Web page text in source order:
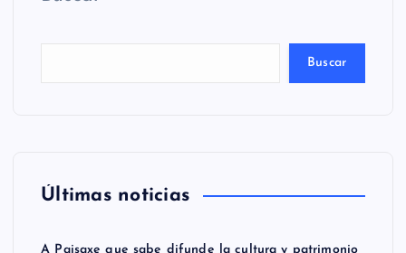
Buscar
Últimas noticias
A Paisaxe que sabe difunde la cultura y patrimonio